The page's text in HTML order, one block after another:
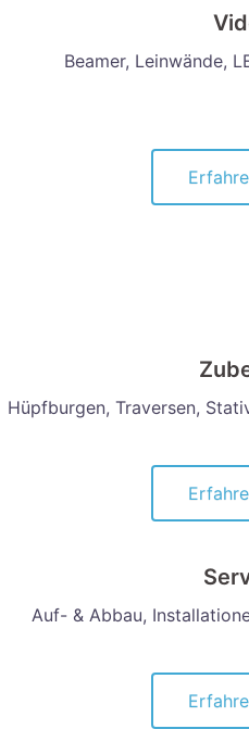
Beamer, Leinwände,
Hüpfburgen, Traversen,
Auf- & Abbau,